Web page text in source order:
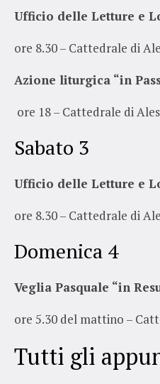
Ufficio delle Letture e
ore 8.30 – Cattedrale di
Azione liturgica “in
ore 18 – Cattedrale di
Sabato 3
Ufficio delle Letture e
ore 8.30 – Cattedrale di
Domenica 4
Veglia Pasquale “in
ore 5.30 del mattino –
Tutti gli